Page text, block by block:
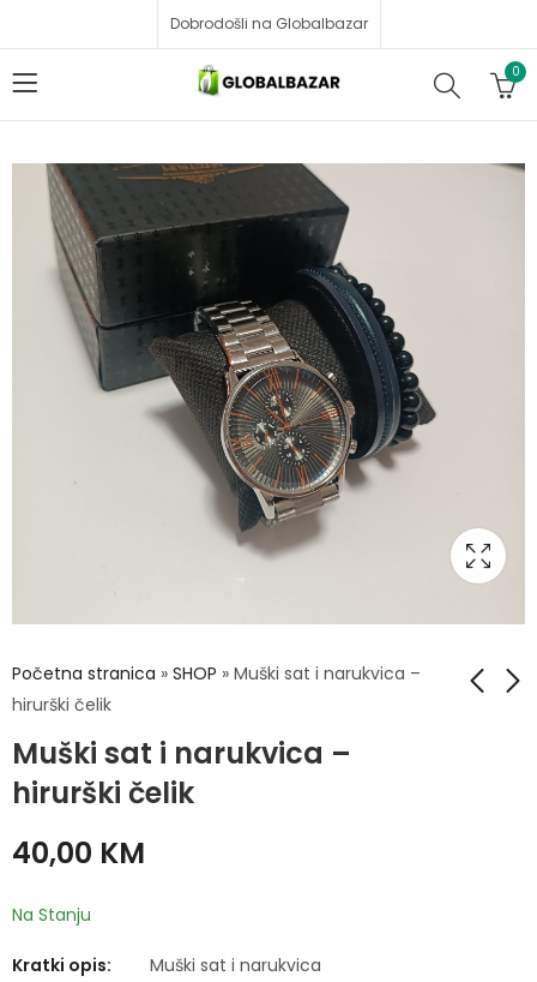
Dobrodošli na Globalbazar
0
Početna stranica » SHOP » Muški sat i narukvica –
hirurški čelik
Muški sat i narukvica –
hirurški čelik
Muški sat i narukvica
40,00 KM
Na Stanju
Kratki opis:
Muški sat i narukvica